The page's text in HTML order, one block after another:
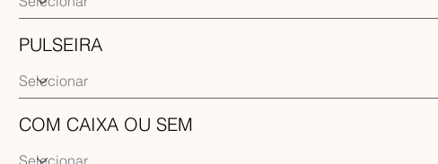
PULSEIRA
COM CAIXA OU SEM